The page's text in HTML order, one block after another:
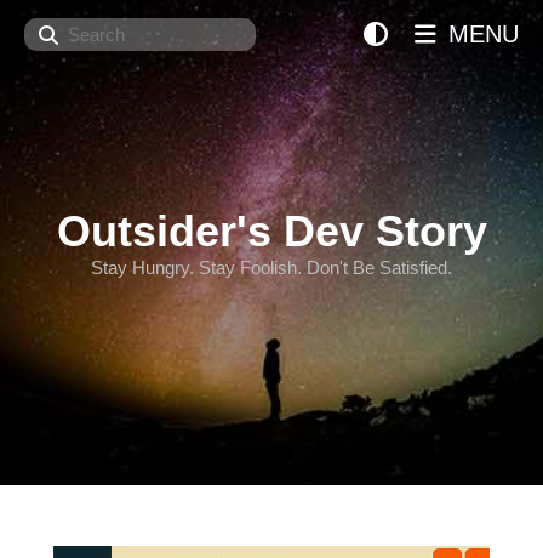
Search
Outsider's Dev Story
Stay Hungry. Stay Foolish. Don't Be Satisfied.
MENU